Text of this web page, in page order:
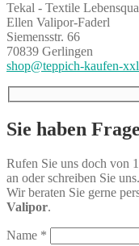
Tekal - Textile
Ellen Valipor-Faderl
Siemensstr. 66
70839 Gerlingen
shop@teppich-kaufen-
Sie haben
Rufen Sie uns doch von
an oder schreiben Sie uns.
Wir beraten Sie gerne
Valipor.
Name *